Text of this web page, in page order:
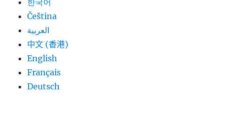
한국어
Čeština
العربية
中文 (香港)
English
Français
Deutsch